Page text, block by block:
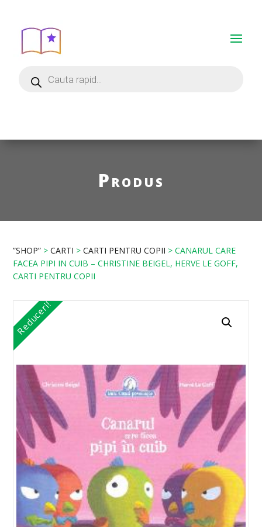
Produs
”SHOP” >CARTI >CARTI PENTRU COPII > CANARUL CARE
FACEA PIPI IN CUIB – CHRISTINE BEIGEL, HERVE LE GOFF,
CARTI PENTRU COPII
Reduceri!